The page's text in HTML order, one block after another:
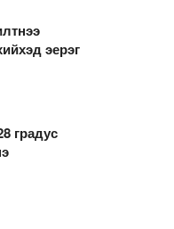
эерэг
градус